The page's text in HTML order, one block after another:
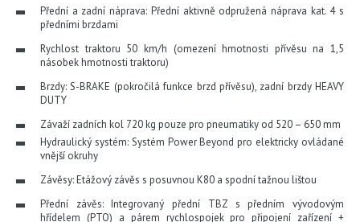
Přední a zadní náprava: Přední aktivně odpružená náprava kat. 4 s
předními brzdami
Rychlost traktoru 50 km/h (omezení hmotnosti přívěsu na 1,5
násobek hmotnosti traktoru)
Brzdy: S-BRAKE (pokročilá funkce brzd přívěsu), zadní brzdy HEAVY
DUTY
Závaží zadních kol 720 kg pouze pro pneumatiky od 520 – 650 mm
Hydraulický systém: Systém Power Beyond pro elektricky ovládané
vnější okruhy
Závěsy: Etážový závěs s posuvnou K80 a spodní tažnou lištou
Přední závěs: Integrovaný přední TBZ s předním vývodovým
hřídelem (PTO) a párem rychlospojek pro připojení zařízení +